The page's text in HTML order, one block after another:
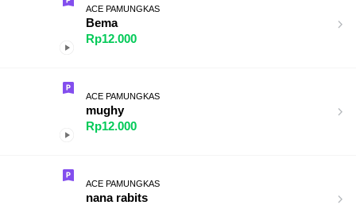
ACE PAMUNGKAS
Bema
Rp12.000
ACE PAMUNGKAS
mughy
Rp12.000
ACE PAMUNGKAS
nana rabits